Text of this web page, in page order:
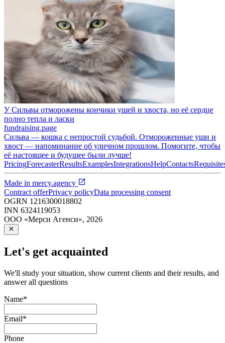
У Сильвы отморожены кончики ушей и хвоста, но её сердце
полно тепла и ласки
fundraising.page
Сильва — кошка с непростой судьбой. Отмороженные уши и
хвост — напоминание об уличном прошлом. Помогите, чтобы
её настоящее и будущее были лучше!
PricingForecasterResultsExamplesIntegrationsHelpContacts
Made in mercy.agency
Contract offerPrivacy policyData processing consent
OGRN 1216300018802
INN 6324119053
ООО «Мерси Агенси», 2026
Let's get acquainted
We'll study your situation, show current clients and their results, and
answer all questions
Name*
Email*
Phone